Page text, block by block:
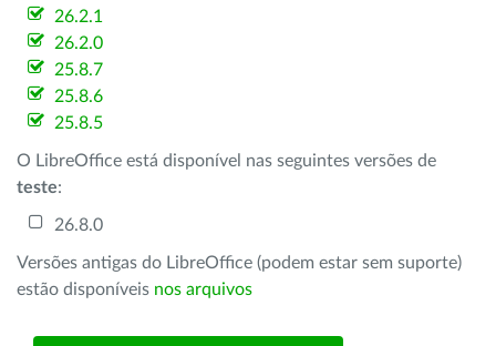
26.2.1
26.2.0
25.8.7
25.8.6
25.8.5
O LibreOffice está disponível nas seguintes versões de
teste:
26.8.0
Versões antigas do LibreOffice (podem estar sem suporte)
estão disponíveis nos arquivos